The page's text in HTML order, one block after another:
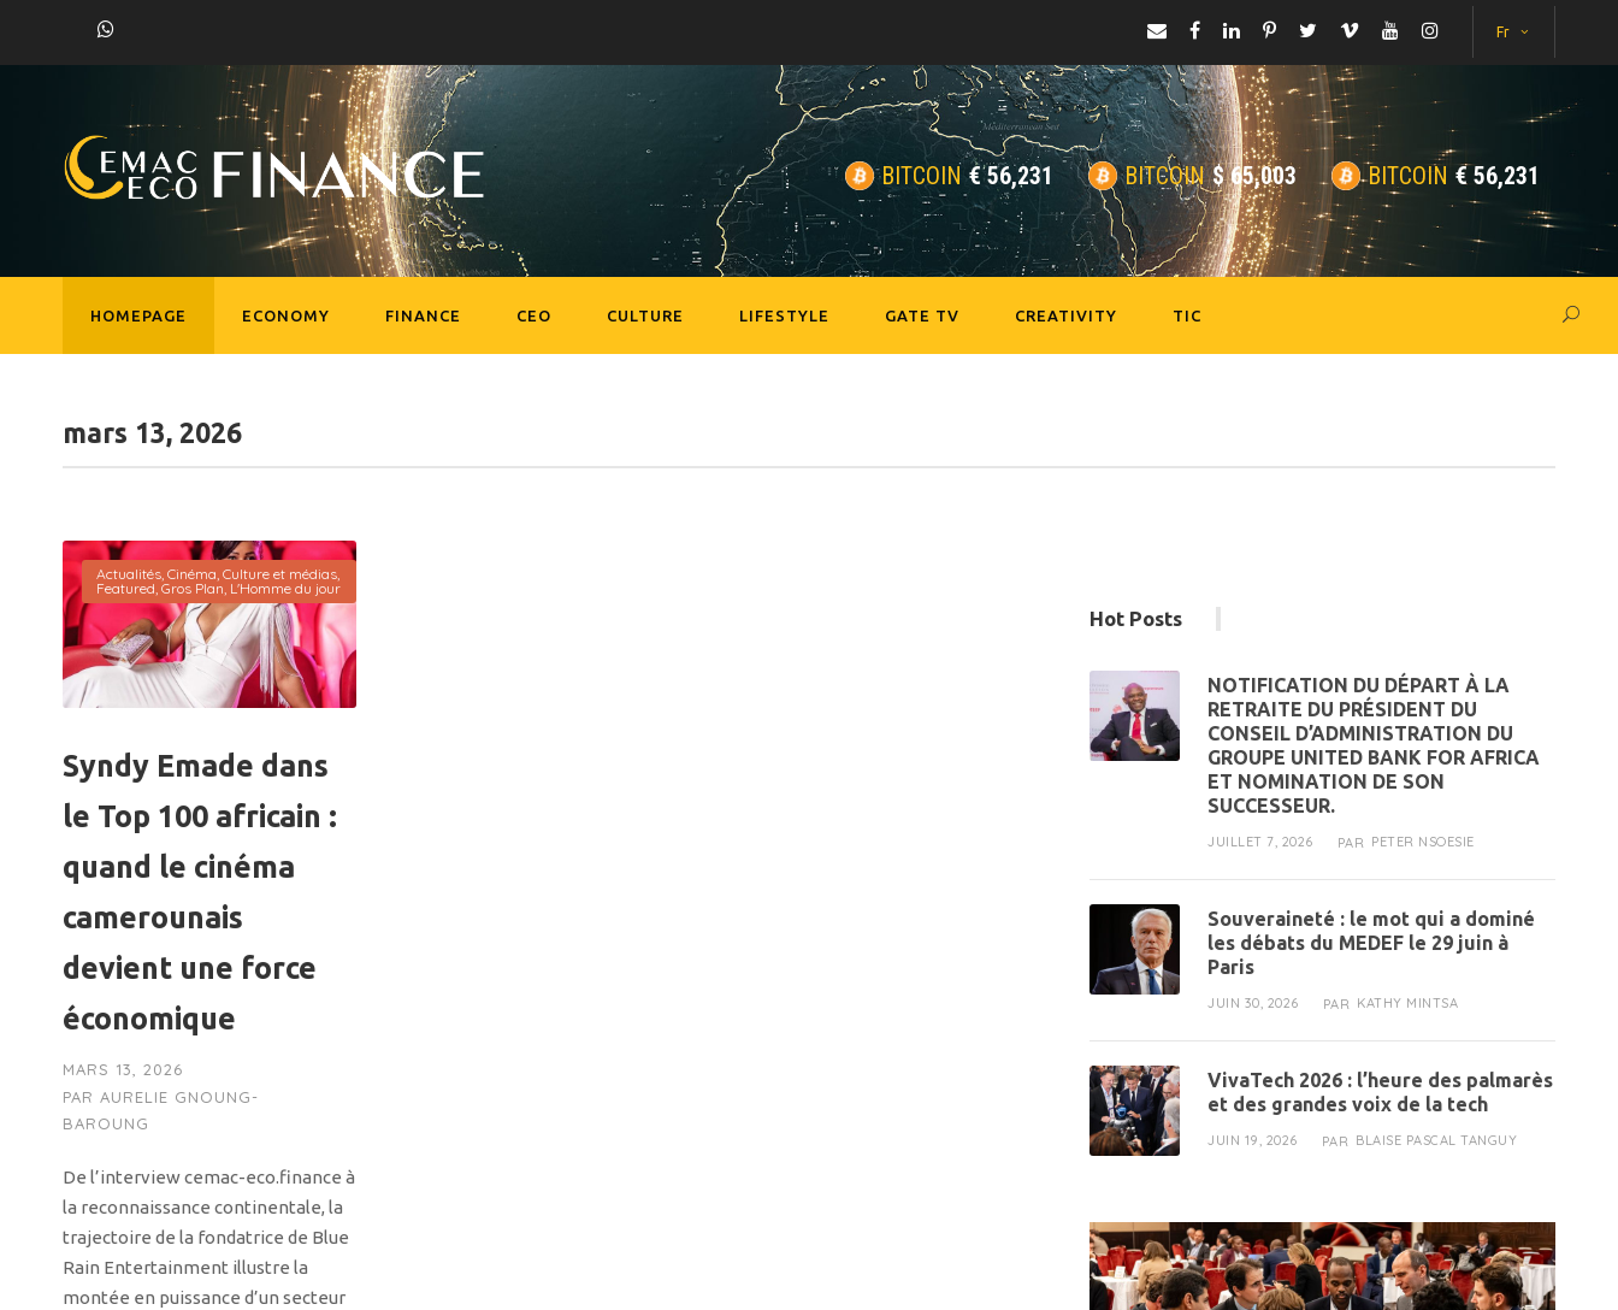
Fr
BITCOIN €56,231 BITCOIN $65,003 BITCOIN €56,231
HOMEPAGE ECONOMY FINANCE CEO CULTURE LIFESTYLE GATE TV CREATIVITY TIC
mars 13, 2026
Actualités Cinéma Culture et médias
Featured Gros Plan L'Homme du jour
Syndy Emade dans
le Top 100 africain :
quand le cinéma
camerounais
devient une force
économique
MARS 13, 2026
PAR AURELIE GNOUNG-
BAROUNG
De l’interview cemac-eco.finance à
la reconnaissance continentale, la
trajectoire de la fondatrice de Blue
Rain Entertainment illustre la
montée en puissance d’un secteur
Hot Posts
NOTIFICATION DU DÉPART À LA
RETRAITE DU PRÉSIDENT DU
CONSEIL D’ADMINISTRATION DU
GROUPE UNITED BANK FOR AFRICA
ET NOMINATION DE SON
SUCCESSEUR.
JUILLET 7, 2026 PAR PETER NSOESIE
Souveraineté : le mot qui a dominé
les débats du MEDEF le 29 juin à
Paris
JUIN 30, 2026 PAR KATHY MINTSA
VivaTech 2026 : l’heure des palmarès
et des grandes voix de la tech
JUIN 19, 2026 PAR BLAISE PASCAL TANGUY